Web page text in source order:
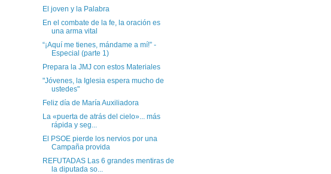
El joven y la Palabra
En el combate de la fe, la oración es
una arma vital
“¡Aquí me tienes, mándame a mí!” -
Especial (parte 1)
Prepara la JMJ con estos Materiales
"Jóvenes, la Iglesia espera mucho de
ustedes"
Feliz día de María Auxiliadora
La «puerta de atrás del cielo»... más
rápida y seg...
El PSOE pierde los nervios por una
Campaña provida
REFUTADAS Las 6 grandes mentiras de
la diputada so...